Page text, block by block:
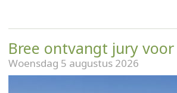
Bree ontvangt jury
Woensdag 5 augustus 2026